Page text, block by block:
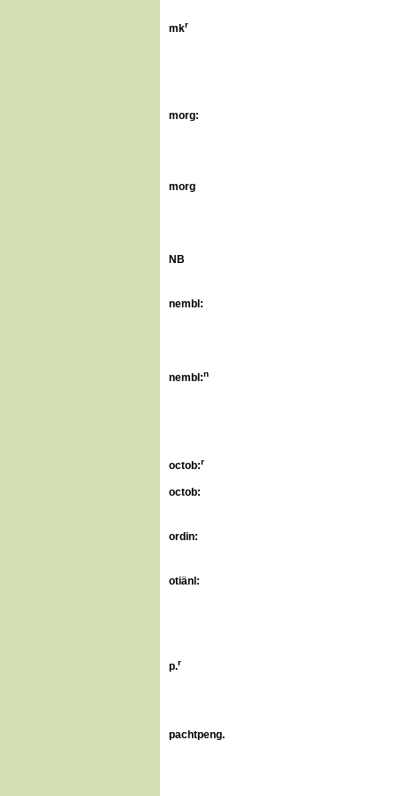
mkr
morg:
morg
NB
nembl:
nembl:n
octob:r
octob:
ordin:
otiänl:
p.r
pachtpeng.